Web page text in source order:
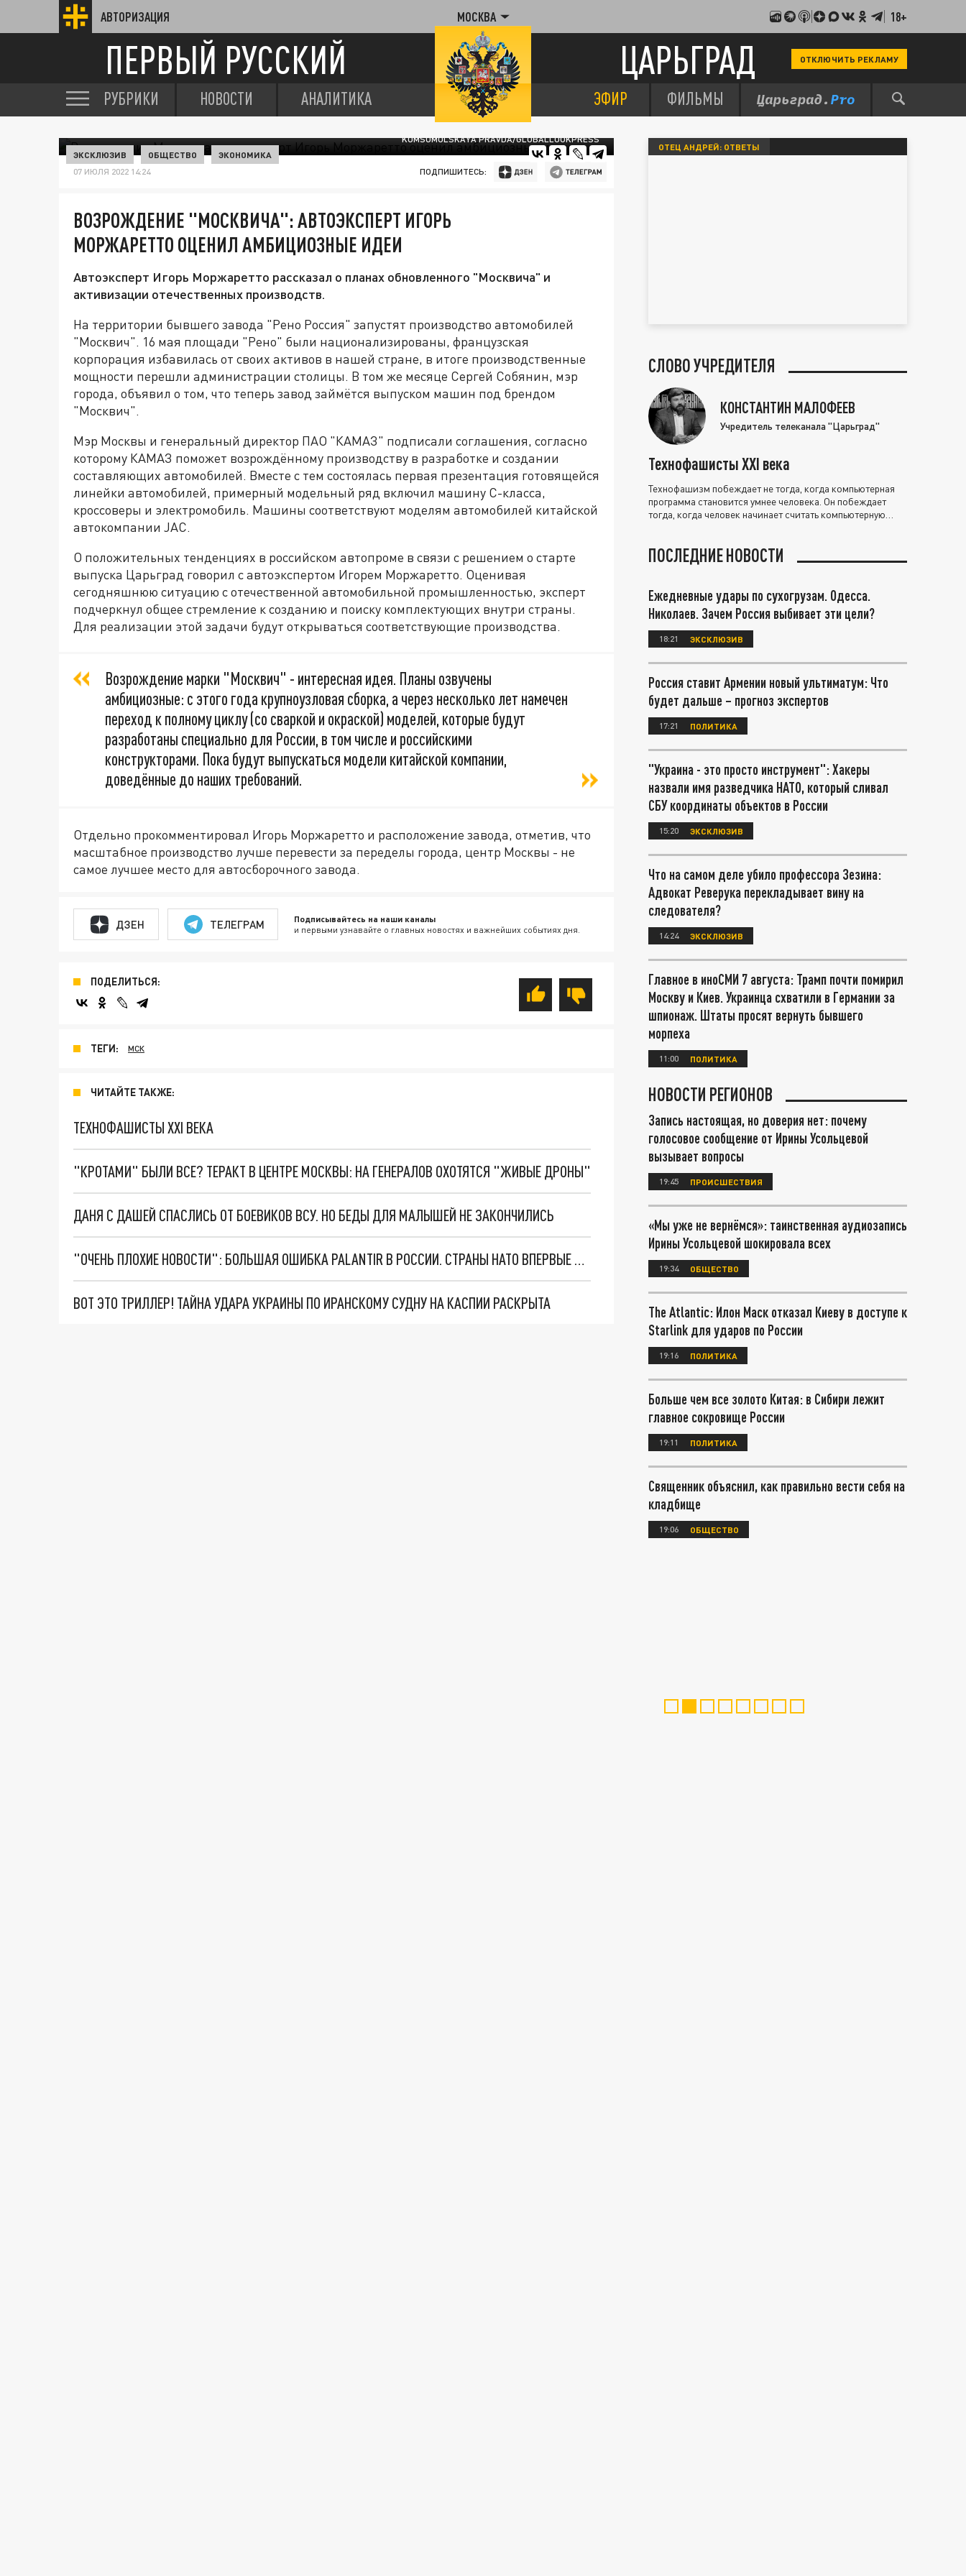
АВТОРИЗАЦИЯ МОСКВА 18+
ПЕРВЫЙ РУССКИЙ ЦАРЬГРАД ОТКЛЮЧИТЬ РЕКЛАМУ
РУБРИКИ НОВОСТИ АНАЛИТИКА ЭФИР ФИЛЬМЫ
KOMSOMOLSKAYA PRAVDA/GLOBALLOOKPRESS
ЭКСКЛЮЗИВ ОБЩЕСТВО ЭКОНОМИКА
07 ИЮЛЯ 2022 14:24 ПОДПИШИТЕСЬ:
ВОЗРОЖДЕНИЕ "МОСКВИЧА": АВТОЭКСПЕРТ ИГОРЬ
МОРЖАРЕТТО ОЦЕНИЛ АМБИЦИОЗНЫЕ ИДЕИ
Автоэксперт Игорь Моржаретто рассказал о планах обновленного "Москвича" и
активизации отечественных производств.
На территории бывшего завода "Рено Россия" запустят производство автомобилей
"Москвич". 16 мая площади "Рено" были национализированы, французская
корпорация избавилась от своих активов в нашей стране, в итоге производственные
мощности перешли администрации столицы. В том же месяце Сергей Собянин, мэр
города, объявил о том, что теперь завод займётся выпуском машин под брендом
"Москвич".
Мэр Москвы и генеральный директор ПАО "КАМАЗ" подписали соглашения, согласно
которому КАМАЗ поможет возрождённому производству в разработке и создании
составляющих автомобилей. Вместе с тем состоялась первая презентация готовящейся
линейки автомобилей, примерный модельный ряд включил машину C-класса,
кроссоверы и электромобиль. Машины соответствуют моделям автомобилей китайской
автокомпании JAC.
О положительных тенденциях в российском автопроме в связи с решением о старте
выпуска Царьград говорил с автоэкспертом Игорем Моржаретто. Оценивая
сегодняшнюю ситуацию с отечественной автомобильной промышленностью, эксперт
подчеркнул общее стремление к созданию и поиску комплектующих внутри страны.
Для реализации этой задачи будут открываться соответствующие производства.
Возрождение марки "Москвич" - интересная идея. Планы озвучены
амбициозные: с этого года крупноузловая сборка, а через несколько лет намечен
переход к полному циклу (со сваркой и окраской) моделей, которые будут
разработаны специально для России, в том числе и российскими
конструкторами. Пока будут выпускаться модели китайской компании,
доведённые до наших требований.
Отдельно прокомментировал Игорь Моржаретто и расположение завода, отметив, что
масштабное производство лучше перевести за переделы города, центр Москвы - не
самое лучшее место для автосборочного завода.
ДЗЕН ТЕЛЕГРАМ Подписывайтесь на наши каналы
и первыми узнавайте о главных новостях и важнейших событиях дня.
ПОДЕЛИТЬСЯ:
ТЕГИ: МСК
ЧИТАЙТЕ ТАКЖЕ:
ТЕХНОФАШИСТЫ XXI ВЕКА
"КРОТАМИ" БЫЛИ ВСЕ? ТЕРАКТ В ЦЕНТРЕ МОСКВЫ: НА ГЕНЕРАЛОВ ОХОТЯТСЯ "ЖИВЫЕ ДРОНЫ"
ДАНЯ С ДАШЕЙ СПАСЛИСЬ ОТ БОЕВИКОВ ВСУ. НО БЕДЫ ДЛЯ МАЛЫШЕЙ НЕ ЗАКОНЧИЛИСЬ
"ОЧЕНЬ ПЛОХИЕ НОВОСТИ": БОЛЬШАЯ ОШИБКА PALANTIR В РОССИИ. СТРАНЫ НАТО ВПЕРВЫЕ ЗА СВО ОСТАНОВИЛИ ПОСТАВКИ ОРУЖИЯ. ВСУ ТЕРЯЮТ ПРИГРАНИЧЬЕ?
ВОТ ЭТО ТРИЛЛЕР! ТАЙНА УДАРА УКРАИНЫ ПО ИРАНСКОМУ СУДНУ НА КАСПИИ РАСКРЫТА
ОТЕЦ АНДРЕЙ: ОТВЕТЫ
СЛОВО УЧРЕДИТЕЛЯ
КОНСТАНТИН МАЛОФЕЕВ
Учредитель телеканала "Царьград"
Технофашисты XXI века
Технофашизм побеждает не тогда, когда компьютерная
программа становится умнее человека. Он побеждает
тогда, когда человек начинает считать компьютерную
ПОСЛЕДНИЕ НОВОСТИ
Ежедневные удары по сухогрузам. Одесса.
Николаев. Зачем Россия выбивает эти цели?
18:21 ЭКСКЛЮЗИВ
Россия ставит Армении новый ультиматум: Что
будет дальше – прогноз экспертов
17:21 ПОЛИТИКА
"Украина - это просто инструмент": Хакеры
назвали имя разведчика НАТО, который сливал
СБУ координаты объектов в России
15:20 ЭКСКЛЮЗИВ
Что на самом деле убило профессора Зезина:
Адвокат Реверука перекладывает вину на
следователя?
14:24 ЭКСКЛЮЗИВ
Главное в иноСМИ 7 августа: Трамп почти помирил
Москву и Киев. Украинца схватили в Германии за
шпионаж. Штаты просят вернуть бывшего
морпеха
11:00 ПОЛИТИКА
НОВОСТИ РЕГИОНОВ
Запись настоящая, но доверия нет: почему
голосовое сообщение от Ирины Усольцевой
вызывает вопросы
19:45 ПРОИСШЕСТВИЯ
«Мы уже не вернёмся»: таинственная аудиозапись
Ирины Усольцевой шокировала всех
19:34 ОБЩЕСТВО
The Atlantic: Илон Маск отказал Киеву в доступе к
Starlink для ударов по России
19:16 ПОЛИТИКА
Больше чем все золото Китая: в Сибири лежит
главное сокровище России
19:11 ПОЛИТИКА
Священник объяснил, как правильно вести себя на
кладбище
19:06 ОБЩЕСТВО